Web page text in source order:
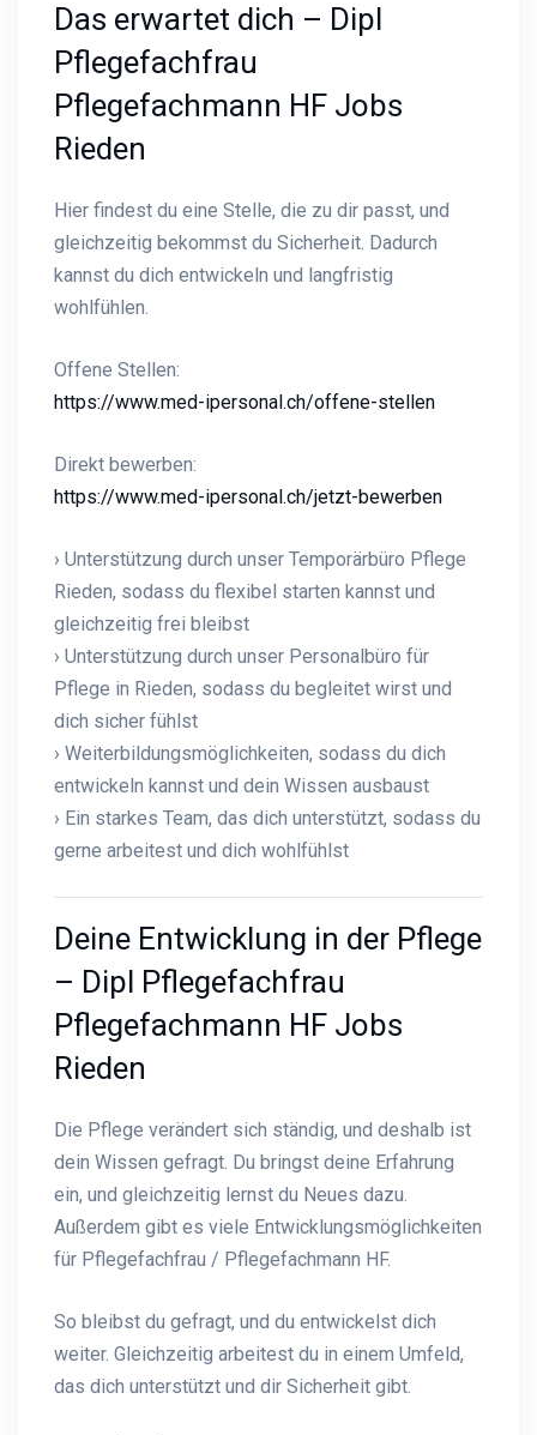
Das erwartet dich – Dipl
Pflegefachfrau
Pflegefachmann HF Jobs
Rieden
Hier findest du eine Stelle, die zu dir passt, und
gleichzeitig bekommst du Sicherheit. Dadurch
kannst du dich entwickeln und langfristig
wohlfühlen.
Offene Stellen:
https://www.med-ipersonal.ch/offene-stellen
Direkt bewerben:
https://www.med-ipersonal.ch/jetzt-bewerben
› Unterstützung durch unser Temporärbüro Pflege
Rieden, sodass du flexibel starten kannst und
gleichzeitig frei bleibst
› Unterstützung durch unser Personalbüro für
Pflege in Rieden, sodass du begleitet wirst und
dich sicher fühlst
› Weiterbildungsmöglichkeiten, sodass du dich
entwickeln kannst und dein Wissen ausbaust
› Ein starkes Team, das dich unterstützt, sodass du
gerne arbeitest und dich wohlfühlst
Deine Entwicklung in der Pflege
– Dipl Pflegefachfrau
Pflegefachmann HF Jobs
Rieden
Die Pflege verändert sich ständig, und deshalb ist
dein Wissen gefragt. Du bringst deine Erfahrung
ein, und gleichzeitig lernst du Neues dazu.
Außerdem gibt es viele Entwicklungsmöglichkeiten
für Pflegefachfrau / Pflegefachmann HF.
So bleibst du gefragt, und du entwickelst dich
weiter. Gleichzeitig arbeitest du in einem Umfeld,
das dich unterstützt und dir Sicherheit gibt.